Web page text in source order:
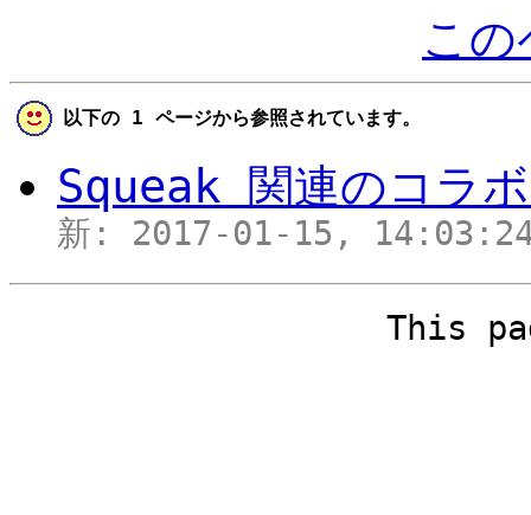
こ
以下の 1 ページから参照されています。
Squeak 関連のコラ
新: 2017-01-15,
This